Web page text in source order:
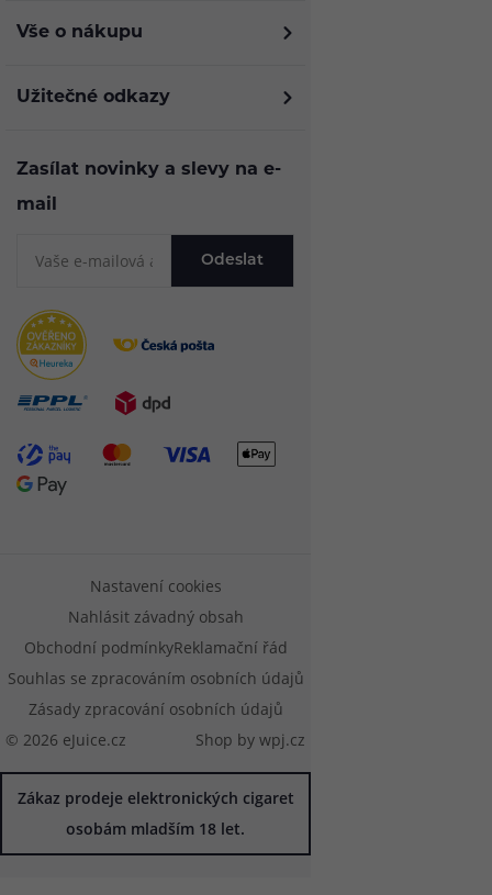
Vše o nákupu
Užitečné odkazy
Zasílat novinky a slevy na e-
mail
Odeslat
© 2026 eJuice.cz
Nastavení cookies
Nahlásit závadný obsah
Obchodní podmínkyReklamační řád
Souhlas se zpracováním osobních údajů
Zásady zpracování osobních údajů
Shop by wpj.cz
Zákaz prodeje elektronických cigaret
osobám mladším 18 let.